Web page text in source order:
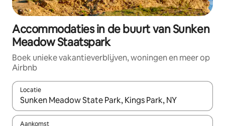
Accommodaties in de buurt van Sunken
Meadow Staatspark
Boek unieke vakantieverblijven, woningen en meer op
Airbnb
Locatie
Wanneer er resultaten beschikbaar zijn, maak je een keuze
Aankomst